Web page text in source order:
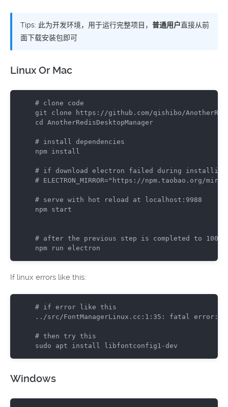
Tips: 此为开发环境，用于运行完整项目， 普通用户直接从前
面下载安装包即可
Linux Or Mac
# clone code
cd AnotherRedisDesktopManager
# install dependencies
npm install
# if download electron failed during installing,
# ELECTRON_MIRROR="https://npm.taobao.org/
# serve with hot reload at localhost:9988
npm start
# after the previous step is completed to
npm run electron
If linux errors like this:
# if error like this
../src/FontManagerLinux.cc:1:35: fatal
# then try this
sudo apt install libfontconfig1-dev
Windows